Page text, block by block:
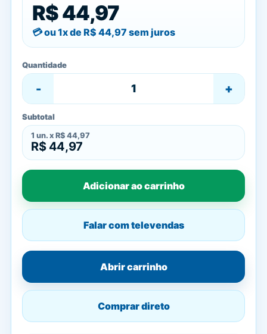
R$ 44,97
ou 1x de R$ 44,97 sem juros
Quantidade
- +
Subtotal
1 un. x R$ 44,97
R$ 44,97
Adicionar ao carrinho
Falar com televendas
Abrir carrinho
Comprar direto